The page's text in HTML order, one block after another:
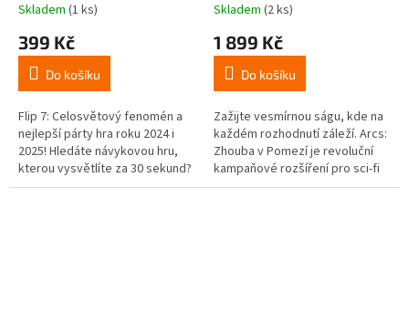
Skladem (1 ks)
399 Kč
Do košíku
Flip 7: Celosvětový fenomén a
nejlepší párty hra roku 2024 i
2025! Hledáte návykovou hru,
kterou vysvětlíte za 30 sekund?
Flip 7 je rychlá párty hra
Skladem (2 ks)
1 899 Kč
Do košíku
Zažijte vesmírnou ságu, kde na
každém rozhodnutí záleží. Arcs:
Zhouba v Pomezí je revoluční
kampaňové rozšíření pro sci-fi
strategii Arcs. Během tří